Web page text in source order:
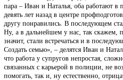
пара – Иван и Наталья, оба работают
девять лет назад в центре
другу понравились. В последующем
Ну, а в дальнейшем у нас, так скажем,
значит, стали встречаться и в
Создать семью», – делятся Иван и
что работа у супругов непростая,
связанных с карьерой в полиции, не
помогать, так и, ну естественно,